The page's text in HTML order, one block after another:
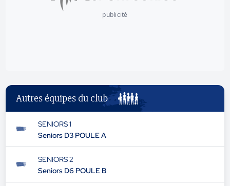
publicité
Autres équipes du club
SENIORS 1
Seniors D3 POULE A
SENIORS 2
Seniors D6 POULE B